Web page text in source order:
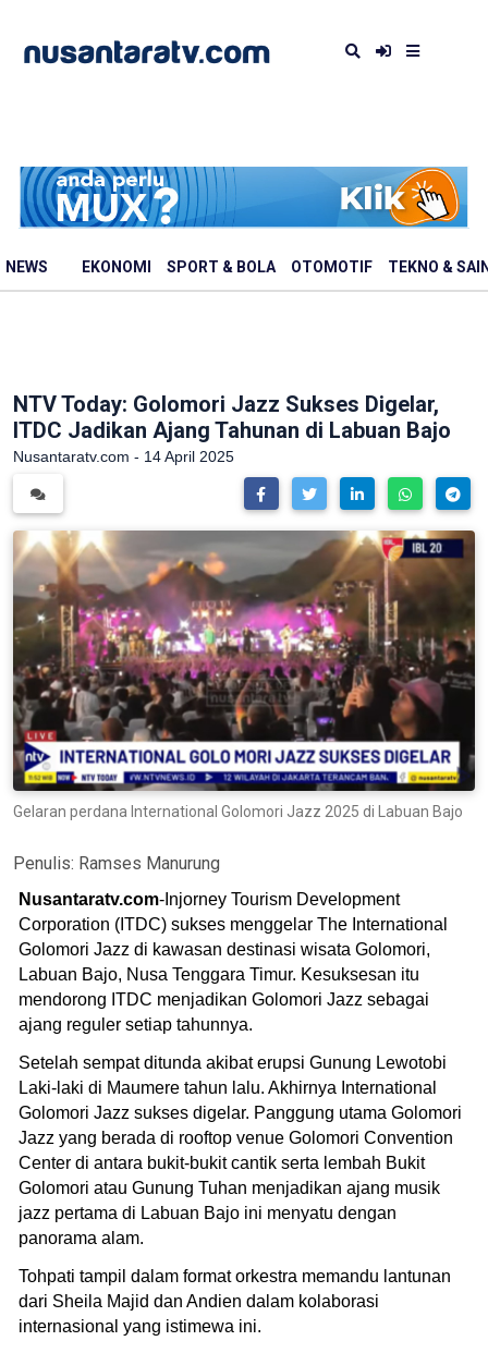
NEWS EKONOMI SPORT & BOLA OTOMOTIF TEKNO &
NTV Today: Golomori Jazz Sukses Digelar,
ITDC Jadikan Ajang Tahunan di Labuan Bajo
Nusantaratv.com - 14 April 2025
Gelaran perdana International Golomori Jazz 2025 di Labuan Bajo
Penulis: Ramses Manurung
Nusantaratv.com-Injorney Tourism Development
Corporation (ITDC) sukses menggelar The International
Golomori Jazz di kawasan destinasi wisata Golomori,
Labuan Bajo, Nusa Tenggara Timur. Kesuksesan itu
mendorong ITDC menjadikan Golomori Jazz sebagai
ajang reguler setiap tahunnya.
Setelah sempat ditunda akibat erupsi Gunung Lewotobi
Laki-laki di Maumere tahun lalu. Akhirnya International
Golomori Jazz sukses digelar. Panggung utama Golomori
Jazz yang berada di rooftop venue Golomori Convention
Center di antara bukit-bukit cantik serta lembah Bukit
Golomori atau Gunung Tuhan menjadikan ajang musik
jazz pertama di Labuan Bajo ini menyatu dengan
panorama alam.
Tohpati tampil dalam format orkestra memandu lantunan
dari Sheila Majid dan Andien dalam kolaborasi
internasional yang istimewa ini.